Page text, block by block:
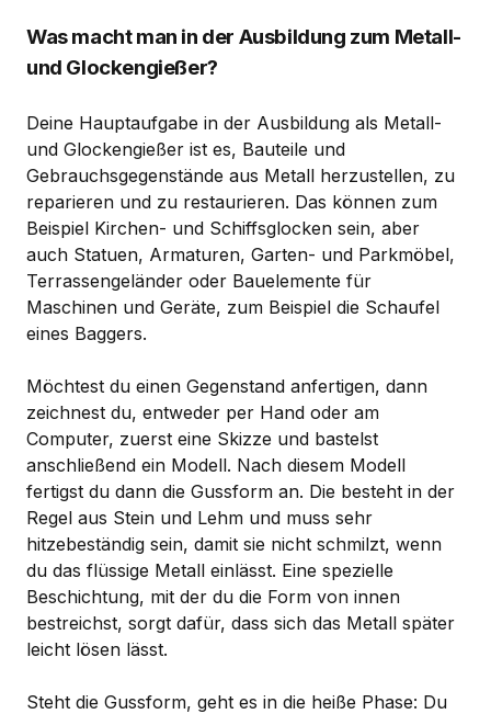
Was macht man in der Ausbildung zum Metall-
und Glockengießer?
Deine Hauptaufgabe in der Ausbildung als Metall-
und Glockengießer ist es, Bauteile und
Gebrauchsgegenstände aus Metall herzustellen, zu
reparieren und zu restaurieren. Das können zum
Beispiel Kirchen- und Schiffsglocken sein, aber
auch Statuen, Armaturen, Garten- und Parkmöbel,
Terrassengeländer oder Bauelemente für
Maschinen und Geräte, zum Beispiel die Schaufel
eines Baggers.
Möchtest du einen Gegenstand anfertigen, dann
zeichnest du, entweder per Hand oder am
Computer, zuerst eine Skizze und bastelst
anschließend ein Modell. Nach diesem Modell
fertigst du dann die Gussform an. Die besteht in der
Regel aus Stein und Lehm und muss sehr
hitzebeständig sein, damit sie nicht schmilzt, wenn
du das flüssige Metall einlässt. Eine spezielle
Beschichtung, mit der du die Form von innen
bestreichst, sorgt dafür, dass sich das Metall später
leicht lösen lässt.
Steht die Gussform, geht es in die heiße Phase: Du